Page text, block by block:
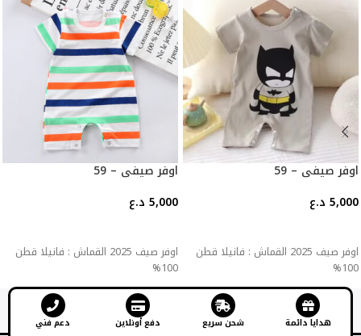
اوفر صيفي – 59
5,000 د.ع
اوفر صيف 2025 القماش : فانيلا قطن
100%
اوفر صيفي – 59
5,000 د.ع
اوفر صيف 2025 القماش : فانيلا قطن
100%
هدايا دائمة شحن سريع دفع أونلاين دعم فني